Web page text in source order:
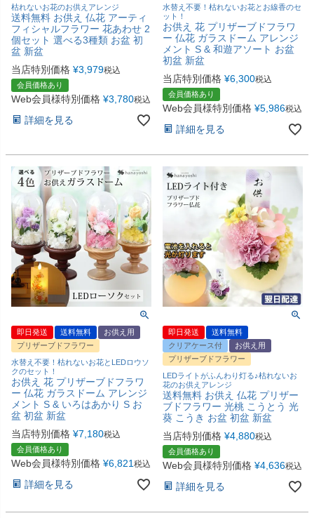
枯れないお花のお供えアレンジ
送料無料 お供え 仏花 アーティ
フィシャルフラワー 花あわせ 2
個セット 選べる3種類 お盆 初
盆 新盆
当店特別価格 ¥3,979税込
会員価格あり
Web会員様特別価格 ¥3,780税込
詳細を見る
水替え不要！枯れないお花とお線香のセ
ット！
お供え 花 プリザーブドフラワ
ー 仏花 ガラスドーム アレンジ
メント S & 和遊アソート お盆
初盆 新盆
当店特別価格 ¥6,300税込
会員価格あり
Web会員様特別価格 ¥5,986税込
詳細を見る
即日発送 送料無料
お供え用
プリザーブドフラワー
水替え不要！枯れないお花とLEDロウソ
クのセット！
お供え 花 プリザーブドフラワ
ー 仏花 ガラスドーム アレンジ
メント S & いろはあかり S お
盆 初盆 新盆
当店特別価格 ¥7,180税込
会員価格あり
Web会員様特別価格 ¥6,821 税込
詳細を見る
即日発送
送料無料
クリアケース付
お供え用
プリザーブドフラワー
LEDライトがふんわり灯る♪枯れないお
花のお供えアレンジ
送料無料 お供え 仏花 プリザー
ブドフラワー 光桃 こうとう 光
葵 こうき お盆 初盆 新盆
当店特別価格 ¥4,880税込
会員価格あり
Web会員様特別価格 ¥4,636税込
詳細を見る